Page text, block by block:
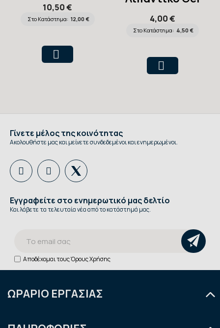
10,50 €
Στο Κατάστημα: 12,00 €
29959
4,00 €
Στο Κατάστημα: 4,50 €
Γίνετε μέλος της κοινότητας
Ακολουθήστε μας και μείνετε συνδεδεμένοι και ενημερωμένοι.
Εγγραφείτε στο ενημερωτικό μας δελτίο
Και λάβετε τα τελευταία νέα από το κατάστημά μας.
Αποδέχομαι τουςΌρους Χρήσης
ΩΡΑΡΙΟ ΕΡΓΑΣΙΑΣ